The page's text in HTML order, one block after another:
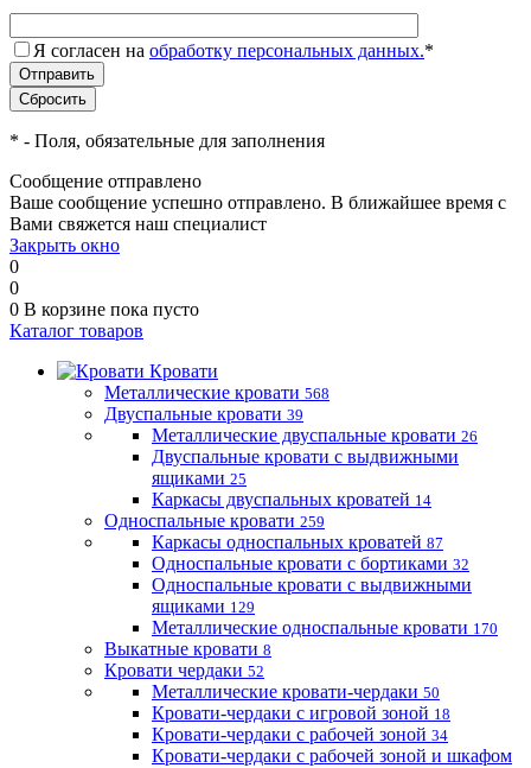
Я согласен на обработку персональных данных.*
* - Поля, обязательные для заполнения
Сообщение отправлено
Ваше сообщение успешно отправлено. В ближайшее время с
Вами свяжется наш специалист
Закрыть окно
0
0
0 В корзине пока пусто
Каталог товаров
Кровати
Металлические кровати 568
Двуспальные кровати 39
Металлические двуспальные кровати 26
Двуспальные кровати с выдвижными
ящиками 25
Каркасы двуспальных кроватей 14
Односпальные кровати 259
Каркасы односпальных кроватей 87
Односпальные кровати с бортиками 32
Односпальные кровати с выдвижными
ящиками 129
Металлические односпальные кровати 170
Выкатные кровати 8
Кровати чердаки 52
Металлические кровати-чердаки 50
Кровати-чердаки с игровой зоной 18
Кровати-чердаки с рабочей зоной 34
Кровати-чердаки с рабочей зоной и шкафом